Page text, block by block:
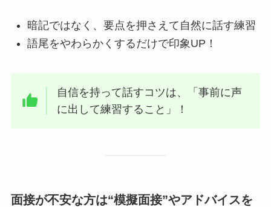
暗記ではなく、要点を押さえて自然に話す練習
語尾をやわらかくするだけで印象UP！
自信を持って話すコツは、「事前に声
に出して練習すること」！
面接が不安な方は“模擬面接”やアドバイスを